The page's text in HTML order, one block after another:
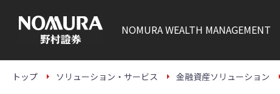
本
NOMURAWEALTH MANAGEMENT
トップ ソリューション・サービス 金融資産ソリューション